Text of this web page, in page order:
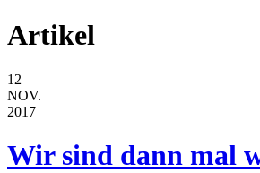
Artikel
12
NOV.
2017
Wir sind dann mal